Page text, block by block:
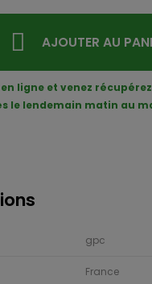
AJOUTER AU
ligne et venez
le lendemain matin au
gpc
France